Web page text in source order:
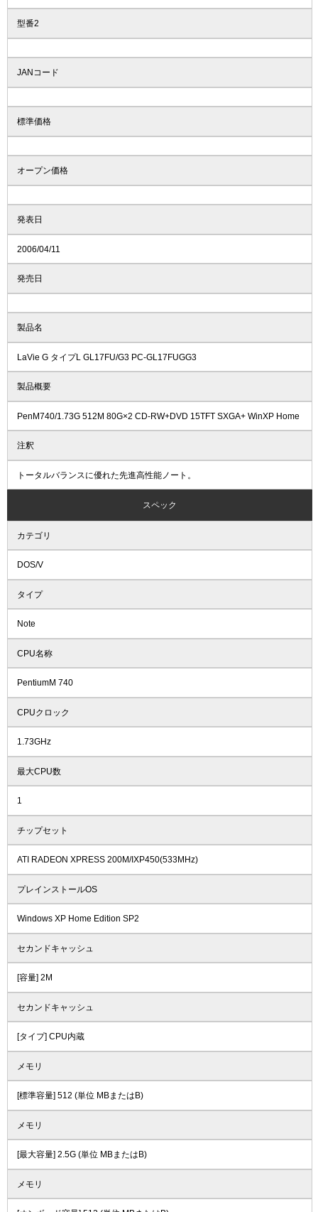
型番2
JANコード
標準価格
オープン価格
発表日
2006/04/11
発売日
製品名
LaVie G タイプL GL17FU/G3 PC-GL17FUGG3
製品概要
PenM740/1.73G 512M 80G×2 CD-RW+DVD 15TFT SXGA+ WinXP Home
注釈
トータルバランスに優れた先進高性能ノート。
スペック
カテゴリ
DOS/V
タイプ
Note
CPU名称
PentiumM 740
CPUクロック
1.73GHz
最大CPU数
1
チップセット
ATI RADEON XPRESS 200M/IXP450(533MHz)
プレインストールOS
Windows XP Home Edition SP2
セカンドキャッシュ
[容量] 2M
セカンドキャッシュ
[タイプ] CPU内蔵
メモリ
[標準容量] 512 (単位 MBまたはB)
メモリ
[最大容量] 2.5G (単位 MBまたはB)
メモリ